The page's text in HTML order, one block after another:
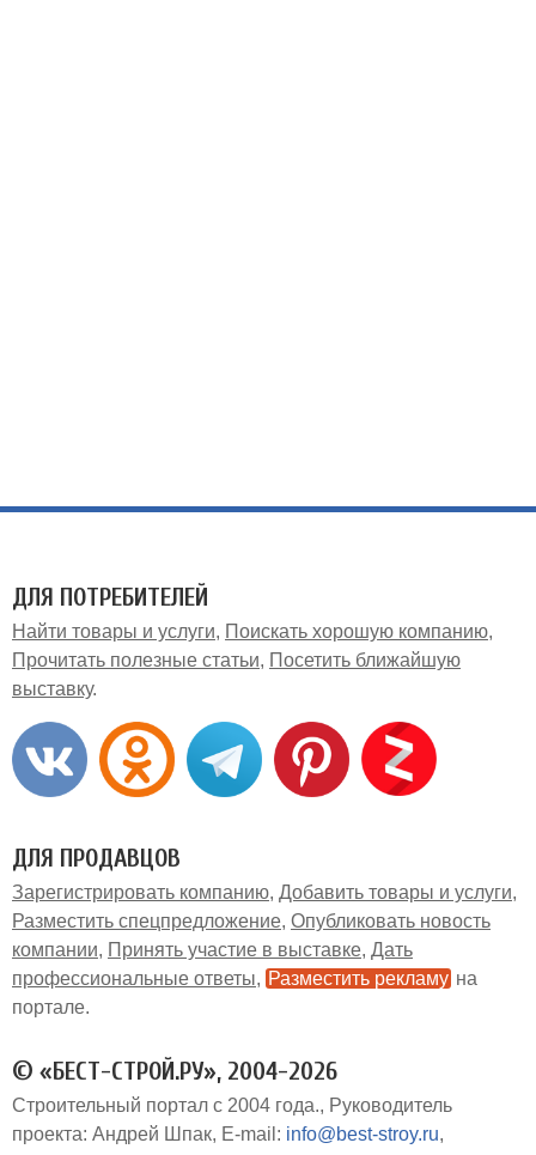
ДЛЯ ПОТРЕБИТЕЛЕЙ
Найти товары и услуги
Поискать хорошую компанию
Прочитать полезные статьи
Посетить ближайшую
выставку
ДЛЯ ПРОДАВЦОВ
Зарегистрировать компанию Добавить товары и услуги
Разместить спецпредложение Опубликовать новость
компании
Принять участие в выставке Дать
профессиональные ответы
Разместить рекламу на
портале
© «БЕСТ-СТРОЙ.РУ», 2004-2026
Строительный портал с 2004 года.
Руководитель
проекта: Андрей Шпак E-mail: info@best-stroy.ru